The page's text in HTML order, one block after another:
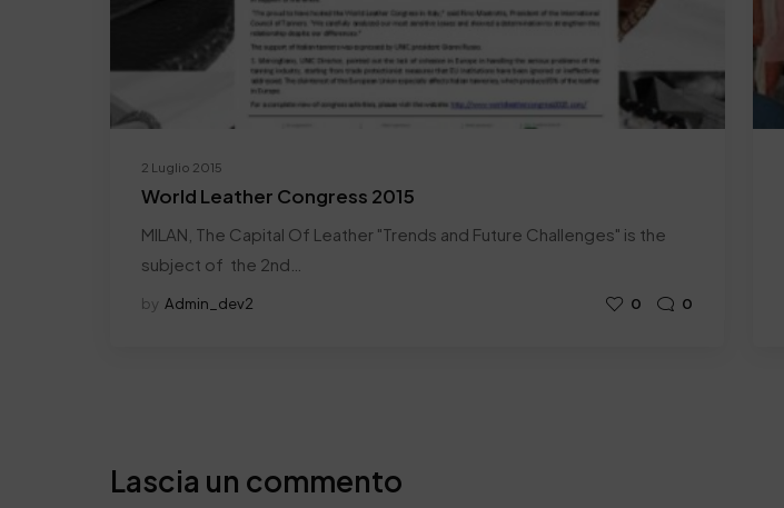
2 Luglio 2015
World Leather Congress 2015
MILAN, The Capital Of Leather "Trends and Future Challenges" is the
subject of the 2nd…
by Admin_dev2 0 0
Lascia un commento